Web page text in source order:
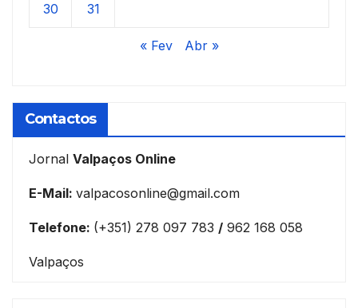
30 31
« Fev Abr »
Contactos
Jornal Valpaços Online
E-Mail: valpacosonline@gmail.com
Telefone: (+351) 278 097 783 / 962 168 058
Valpaços